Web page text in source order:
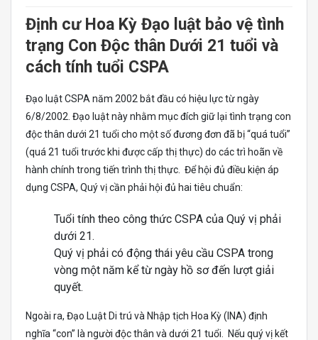
Định cư Hoa Kỳ Đạo luật bảo vệ tình
trạng Con Độc thân Dưới 21 tuổi và
cách tính tuổi CSPA
Đạo luật CSPA năm 2002 bắt đầu có hiệu lực từ ngày
6/8/2002. Đạo luật này nhằm mục đích giữ lại tình trạng con
độc thân dưới 21 tuổi cho một số đương đơn đã bị “quá tuổi”
(quá 21 tuổi trước khi được cấp thị thực) do các trì hoãn về
hành chính trong tiến trình thị thực. Để hội đủ điều kiện áp
dụng CSPA, Quý vị cần phải hội đủ hai tiêu chuẩn:
Tuổi tính theo công thức CSPA của Quý vị phải
dưới 21.
Quý vị phải có động thái yêu cầu CSPA trong
vòng một năm kể từ ngày hồ sơ đến lượt giải
quyết.
Ngoài ra, Đạo Luật Di trú và Nhập tịch Hoa Kỳ (INA) định
nghĩa “con” là người độc thân và dưới 21 tuổi. Nếu quý vị kết